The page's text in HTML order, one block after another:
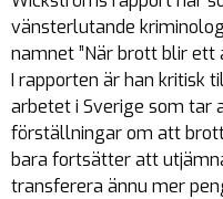
vänsterlutande
namnet ”När brott blir ett
I rapporten är han kritisk
arbetet i Sverige som tar
förställningar om att
bara fortsätter att
transferera ännu mer